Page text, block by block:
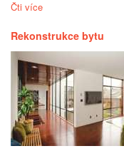
Čti více
Rekonstrukce bytu